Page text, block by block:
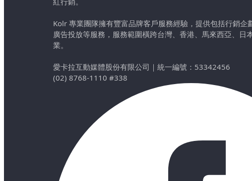
Kolr 專業團隊擁有豐富品牌客戶服務經驗，提供包括行銷企
廣告投放等服務，服務範圍橫跨台灣、香港、馬來西亞、日
業。
愛卡拉互動媒體股份有限公司 ｜ 統一編號：53342456
(02) 8768-1110 #338